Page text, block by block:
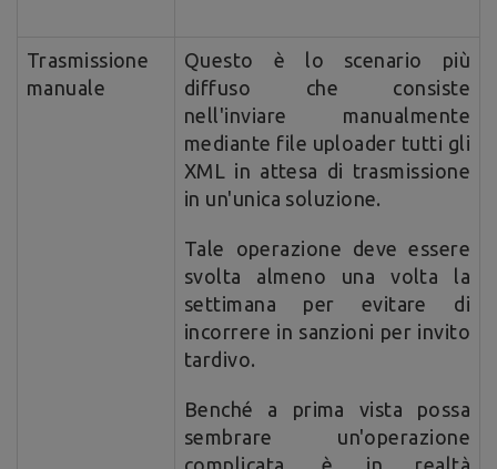
Trasmissione
manuale
Questo è lo scenario più
diffuso che consiste
nell'inviare manualmente
mediante file uploader tutti gli
XML in attesa di trasmissione
in un'unica soluzione.
Tale operazione deve essere
svolta almeno una volta la
settimana per evitare di
incorrere in sanzioni per invito
tardivo.
Benché a prima vista possa
sembrare un'operazione